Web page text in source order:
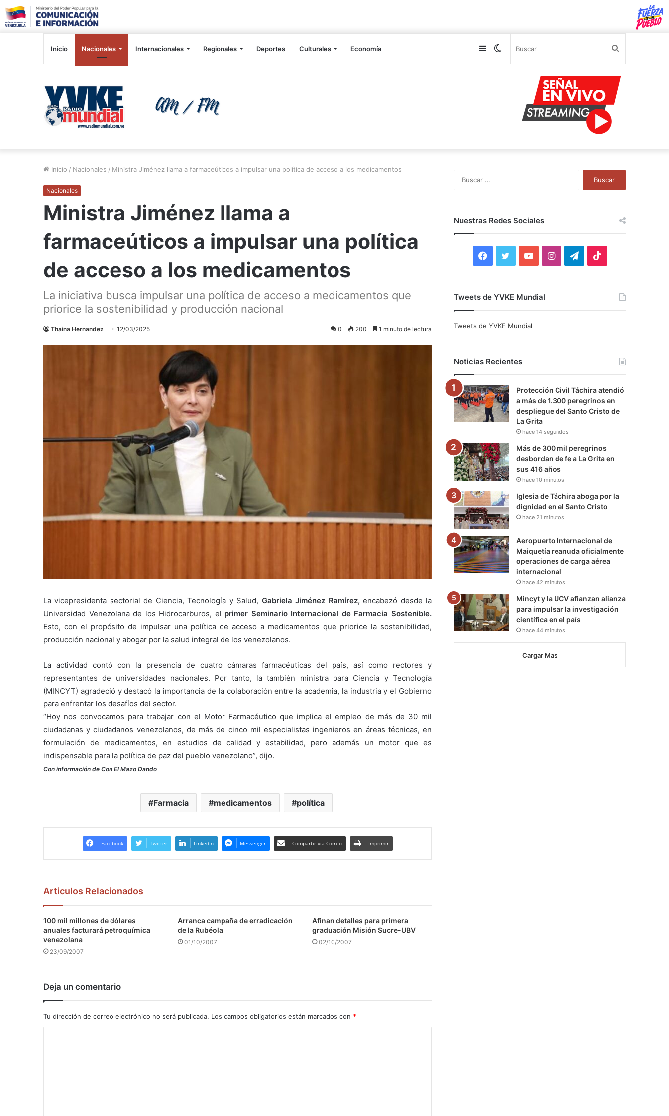
Inicio Nacionales Internacionales Regionales Deportes Culturales Economía Switch
Sidebar
Inicio / Nacionales / Ministra Jiménez llama a farmaceúticos a impulsar una política de acceso a los medicamentos
Nacionales
Ministra Jiménez llama a
farmaceúticos a impulsar una política
de acceso a los medicamentos
La iniciativa busca impulsar una política de acceso a medicamentos que
priorice la sostenibilidad y producción nacional
Thaina Hernandez 12/03/2025 0 200 1 minuto de lectura
La vicepresidenta sectorial de Ciencia, Tecnología y Salud, Gabriela Jiménez Ramírez, encabezó desde la
Universidad Venezolana de los Hidrocarburos, el primer Seminario Internacional de Farmacia Sostenible.
Esto, con el propósito de impulsar una política de acceso a medicamentos que priorice la sostenibilidad,
producción nacional y abogar por la salud integral de los venezolanos.
La actividad contó con la presencia de cuatro cámaras farmacéuticas del país, así como rectores y
representantes de universidades nacionales. Por tanto, la también ministra para Ciencia y Tecnología
(MINCYT) agradeció y destacó la importancia de la colaboración entre la academia, la industria y el Gobierno
para enfrentar los desafíos del sector.
“Hoy nos convocamos para trabajar con el Motor Farmacéutico que implica el empleo de más de 30 mil
ciudadanas y ciudadanos venezolanos, de más de cinco mil especialistas ingenieros en áreas técnicas, en
formulación de medicamentos, en estudios de calidad y estabilidad, pero además un motor que es
indispensable para la política de paz del pueblo venezolano”, dijo.
Con información de Con El Mazo Dando
Farmacia medicamentos política
Facebook Twitter LinkedIn Messenger Compartir via Correo Imprimir
Articulos Relacionados
100 mil millones de dólares
anuales facturará petroquímica
venezolana
23/09/2007
Arranca campaña de erradicación
de la Rubéola
01/10/2007
Afinan detalles para primera
graduación Misión Sucre-UBV
02/10/2007
Deja un comentario
Tu dirección de correo electrónico no será publicada. Los campos obligatorios están marcados con *
Nuestras Redes Sociales
F
c
o
k
i
r
Y
u
e
I
r
a
m
T
a
m
Tweets de YVKE Mundial
Tweets de YVKE Mundial
Noticias Recientes
Protección Civil Táchira atendió
a más de 1.300 peregrinos en
despliegue del Santo Cristo de
La Grita
hace 14 segundos
Más de 300 mil peregrinos
desbordan de fe a La Grita en
sus 416 años
hace 10 minutos
Iglesia de Táchira aboga por la
dignidad en el Santo Cristo
hace 21 minutos
Aeropuerto Internacional de
Maiquetía reanuda oficialmente
operaciones de carga aérea
internacional
hace 42 minutos
Mincyt y la UCV afianzan alianza
para impulsar la investigación
científica en el país
hace 44 minutos
Cargar Mas